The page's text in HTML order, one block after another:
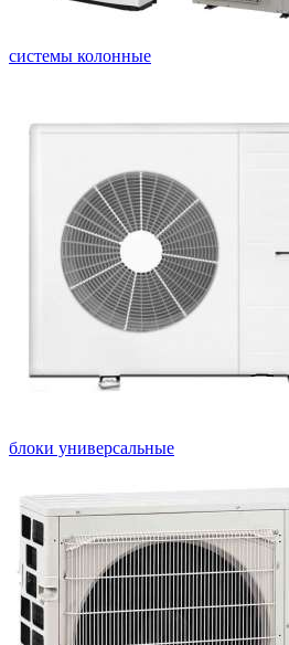
системы колонные
блоки универсальные